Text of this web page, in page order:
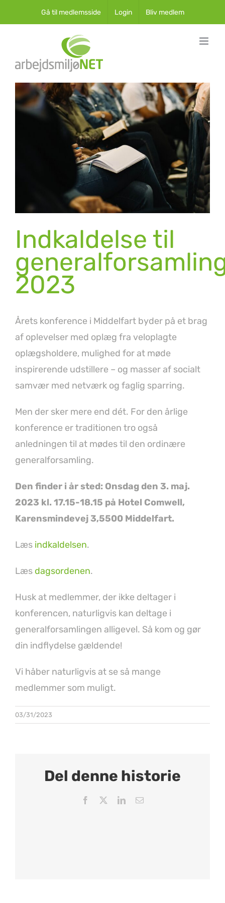
to
Gå til medlemsside Login Bliv medlem
View
Larger
Indkaldelse til
2023
Årets konference i Middelfart byder på et brag
af oplevelser med oplæg fra veloplagte
oplægsholdere, mulighed for at møde
inspirerende udstillere – og masser af socialt
samvær med netværk og faglig sparring.
Men der sker mere end dét. For den årlige
konference er traditionen tro også
anledningen til at mødes til den ordinære
generalforsamling.
Den finder i år sted: Onsdag den 3. maj.
2023 kl. 17.15-18.15 på Hotel Comwell,
Karensmindevej 3,5500 Middelfart.
Læs indkaldelsen.
Læs dagsordenen.
Husk at medlemmer, der ikke deltager i
konferencen, naturligvis kan deltage i
generalforsamlingen alligevel. Så kom og gør
din indflydelse gældende!
Vi håber naturligvis at se så mange
medlemmer som muligt.
03/31/2023
Del denne historie
Facebook LinkedInEmail